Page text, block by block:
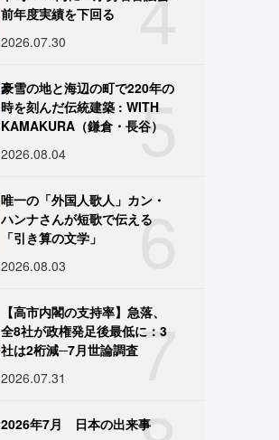
前年度実績を下回る
2026.07.30
5
豪雪の地と海辺の町で220年の
時を刻んだ伝統建築 : WITH
KAMAKURA（鎌倉・長谷）
2026.08.04
6
唯一の「外国人歌人」カン・
ハンナさんが短歌で伝える
「引き算の文学」
2026.08.03
7
【高市内閣の支持率】急落、
全8社が政権発足後最低に：3
社は2桁減─7月世論調査
2026.07.31
2026年7月 日本の出来事